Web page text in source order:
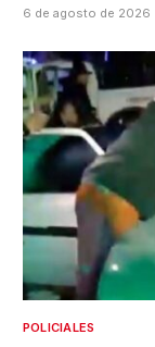
6 de agosto de 2026
POLICIALES